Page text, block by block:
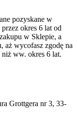
pozyskane w
okres 6 lat od
w Sklepie, a
aż wycofasz zgodę na
ww. okres 6 lat.
Grottgera nr 3, 33-